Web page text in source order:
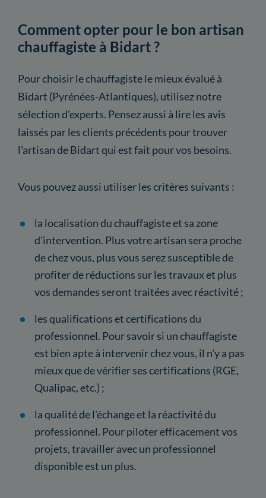
Comment opter pour le bon artisan
chauffagiste à Bidart ?
Pour choisir le chauffagiste le mieux évalué à
Bidart (Pyrénées-Atlantiques), utilisez notre
sélection d'experts. Pensez aussi à lire les avis
laissés par les clients précédents pour trouver
l'artisan de Bidart qui est fait pour vos besoins.
Vous pouvez aussi utiliser les critères suivants :
la localisation du chauffagiste et sa zone
d'intervention. Plus votre artisan sera proche
de chez vous, plus vous serez susceptible de
profiter de réductions sur les travaux et plus
vos demandes seront traitées avec réactivité ;
les qualifications et certifications du
professionnel. Pour savoir si un chauffagiste
est bien apte à intervenir chez vous, il n'y a pas
mieux que de vérifier ses certifications (RGE,
Qualipac, etc.) ;
la qualité de l'échange et la réactivité du
professionnel. Pour piloter efficacement vos
projets, travailler avec un professionnel
disponible est un plus.